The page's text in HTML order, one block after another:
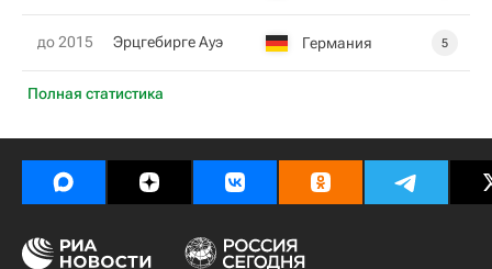
Полная статистика
до 2015 Эрцгебирге Ауэ Германия 5